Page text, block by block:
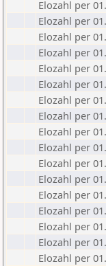
Elozahl per
Elozahl per
Elozahl per
Elozahl per
Elozahl per
Elozahl per
Elozahl per
Elozahl per
Elozahl per
Elozahl per
Elozahl per
Elozahl per
Elozahl per
Elozahl per
Elozahl per
Elozahl per
Elozahl per